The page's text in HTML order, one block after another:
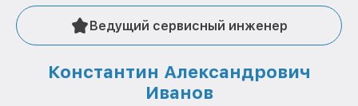
Ведущий сервисный инженер
Константин Александрович
Иванов